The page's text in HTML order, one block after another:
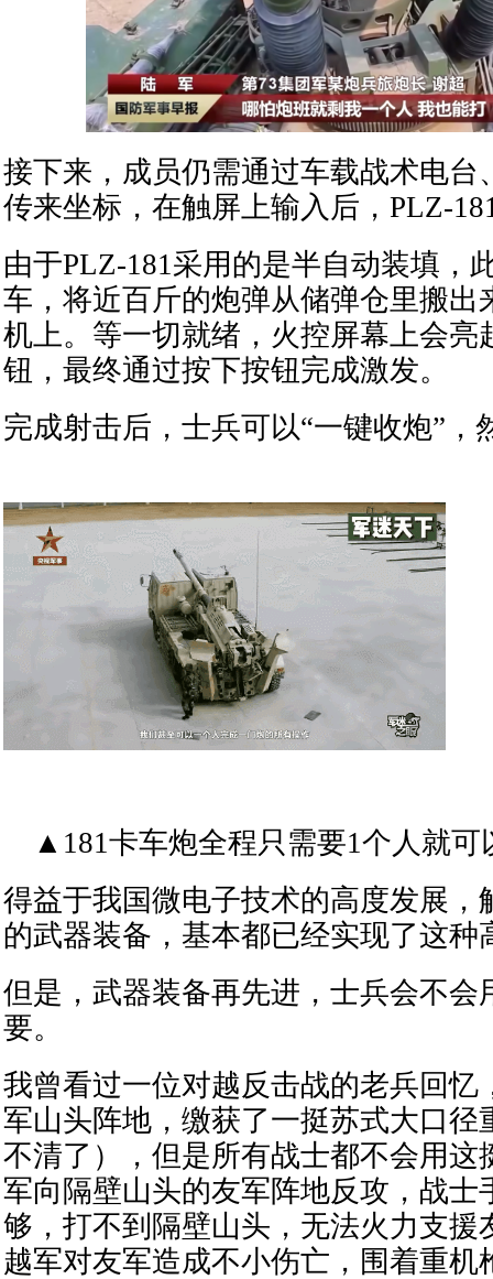
接下来，成员仍需通过车载战术电台
传来坐标，在触屏上输入后，PLZ-
由于PLZ-181采用的是半自动装填，
车，将近百斤的炮弹从储弹仓里搬出
机上。等一切就绪，火控屏幕上会亮
钮，最终通过按下按钮完成激发。
完成射击后，士兵可以“一键收炮”，
▲181卡车炮全程只需要1个人就可
得益于我国微电子技术的高度发展，
的武器装备，基本都已经实现了这种
但是，武器装备再先进，士兵会不会
要。
我曾看过一位对越反击战的老兵回忆
军山头阵地，缴获了一挺苏式大口径
不清了），但是所有战士都不会用这
军向隔壁山头的友军阵地反攻，战士
够，打不到隔壁山头，无法火力支援
越军对友军造成不小伤亡，围着重机